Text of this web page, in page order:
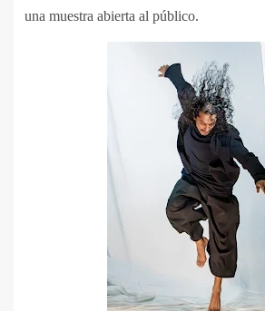
una muestra abierta al público.